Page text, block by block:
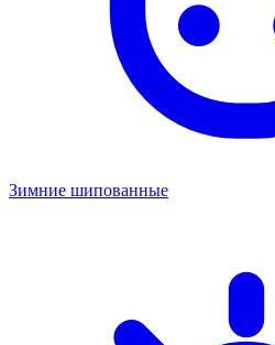
Зимние шипованные